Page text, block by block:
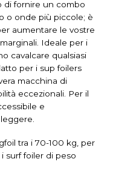
di fornire un combo
o onde più piccole; è
aumentare le vostre
Ideale per i
cavalcare qualsiasi
per i sup foilers
macchina di
eccezionali. Per il
e
tra i 70-100 kg, per
surf foiler di peso